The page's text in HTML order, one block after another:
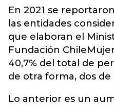
En 2021 se
las entidades
que elaboran el
Fundación
40,7% del total de
de otra forma, dos de
Lo anterior es un